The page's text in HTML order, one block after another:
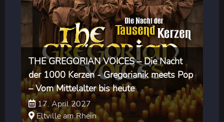
THE GREGORIAN VOICES – Die Nacht
der 1000 Kerzen - Gregorianik meets Pop
– Vom Mittelalter bis heute
17. April 2027
Eltville am Rhein